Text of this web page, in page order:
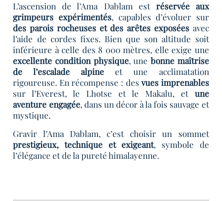
L’ascension de l’Ama Dablam est réservée aux
grimpeurs expérimentés, capables d’évoluer sur
des parois rocheuses et des arêtes exposéesavec
l’aide de cordes fixes. Bien que son altitude soit
inférieure à celle des 8 000 mètres, elle exige une
excellente condition physique, une bonne maîtrise
de l’escalade alpineet une acclimatation
rigoureuse. En récompense : desvues imprenables
sur l’Everest, le Lhotse et le Makalu, et une
aventure engagée, dans un décor à la fois sauvage et
mystique.
Gravir l’Ama Dablam, c’est choisir un sommet
prestigieux, technique et exigeant, symbole de
l’élégance et de la pureté himalayenne.